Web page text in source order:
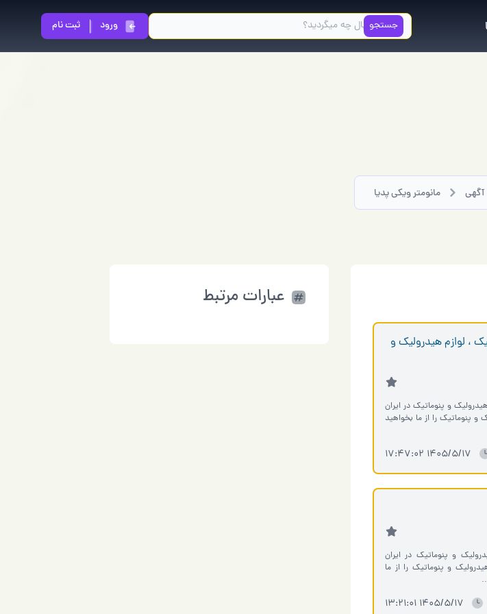
جستجو ورود ثبت نام
آگهی مانومتر ویکی پدیا
، لوازم هیدرولیک و
و پنوماتیک در ایران
هیدرولیک و پنوماتیک را از ما بخواهید
1405/5/17 17:47:02
و پنوماتیک در ایران
و ملزومات هیدرولیک و پنوماتیک را از ما
1405/5/17 13:21:01
عبارات مرتبط